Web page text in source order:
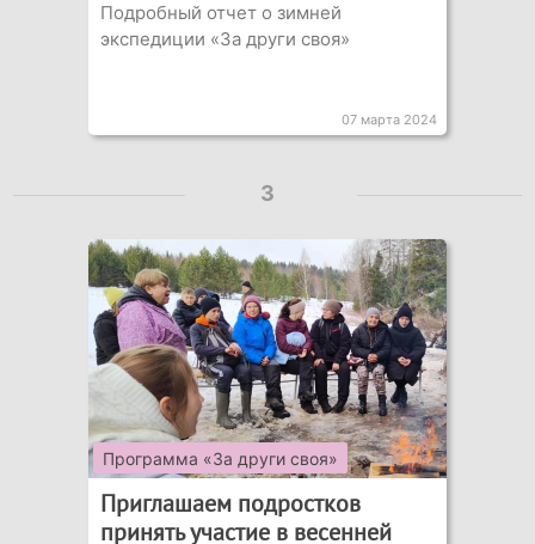
Подробный отчет о зимней
экспедиции «За други своя»
07 марта 2024
3
Программа «За други своя»
Приглашаем подростков
принять участие в весенней